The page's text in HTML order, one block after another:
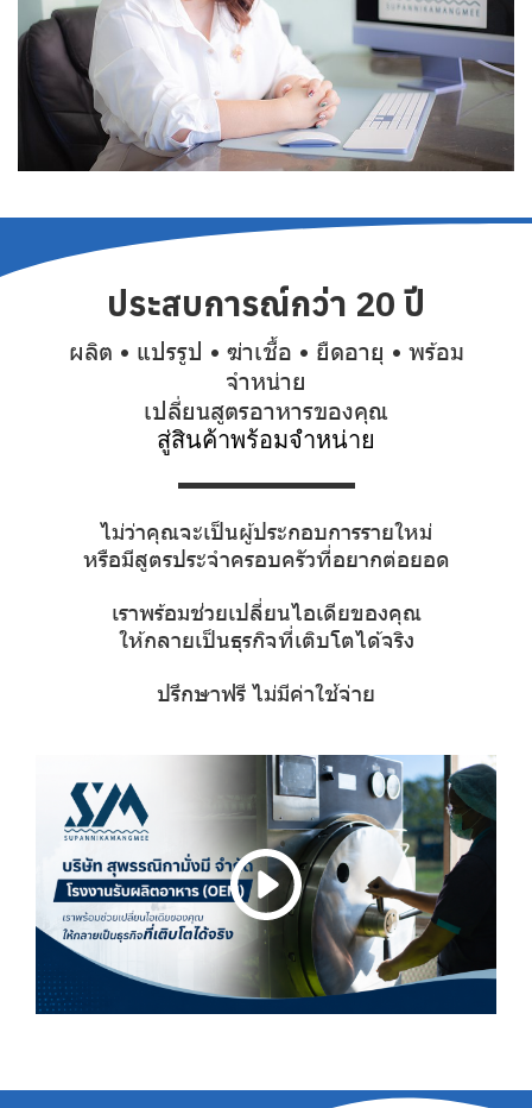
ประสบการณ์กว่า 20 ปี
ผลิต • แปรรูป • ฆ่าเชื้อ • ยืดอายุ • พร้อม
จำหน่าย
เปลี่ยนสูตรอาหารของคุณ
สู่สินค้าพร้อมจำหน่าย
ไม่ว่าคุณจะเป็นผู้ประกอบการรายใหม่
หรือมีสูตรประจำครอบครัวที่อยากต่อยอด
เราพร้อมช่วยเปลี่ยนไอเดียของคุณ
ให้กลายเป็นธุรกิจที่เติบโตได้จริง
ปรึกษาฟรี ไม่มีค่าใช้จ่าย